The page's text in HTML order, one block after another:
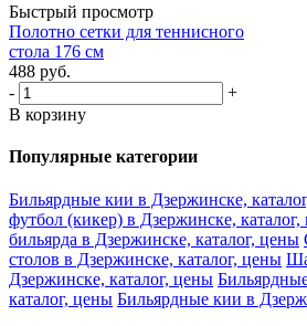
Быстрый просмотр
Полотно сетки для теннисного
стола 176 см
488 руб.
-
+
В корзину
Популярные категории
Бильярдные кии в Дзержинске,
футбол (кикер) в Дзержинске,
бильярда в Дзержинске, каталог, цены
столов в Дзержинске, каталог, цены
Дзержинске, каталог, цены
каталог, цены Бильярдные кии в